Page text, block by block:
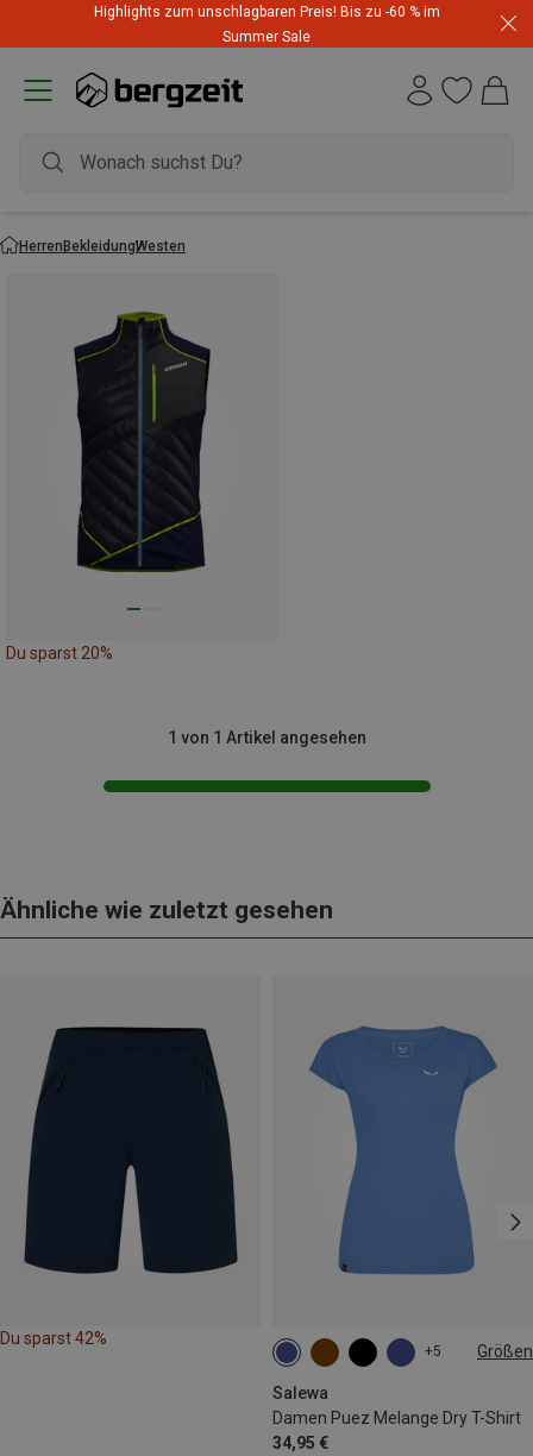
Highlights zum unschlagbaren Preis! Bis zu -60 % im
Summer Sale
HerrenBekleidungWesten
Du sparst 20%
1 von 1 Artikel angesehen
Ähnliche wie zuletzt gesehen
Du sparst 42%
+5 Größen
Salewa
Damen Puez Melange Dry T-Shirt
34,95 €
XS S M